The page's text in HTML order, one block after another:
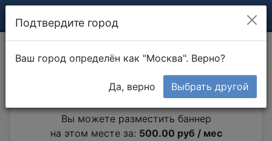
Вынос мусора
Вы можете разместить баннер
на этом месте за: 500.00 руб / мес
Подтвердите город
Ваш город определён как "Москва". Верно?
Да, верно Выбрать другой